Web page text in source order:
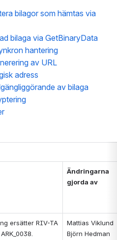
bilagor som hämtas via
bilaga via GetBinaryData
hantering
av URL
adress
av bilaga
Ändringarna
gjorda av
ersätter RIV-TA
Mattias Viklund
Björn Hedman